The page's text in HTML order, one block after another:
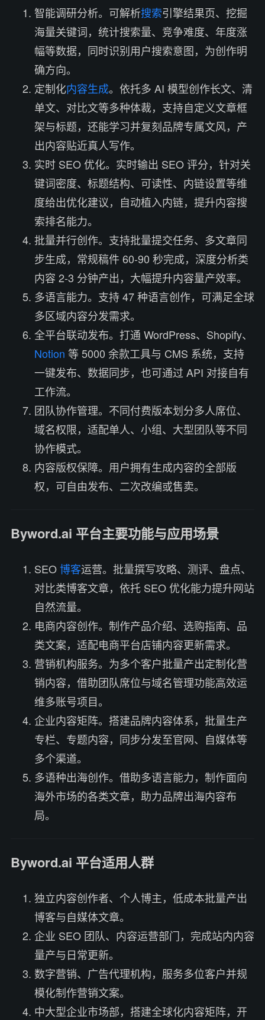
智能调研分析。可解析搜索引擎结果页、挖掘
海量关键词，统计搜索量、竞争难度、年度涨
幅等数据，同时识别用户搜索意图，为创作明
确方向。
定制化内容生成。依托多 AI 模型创作长文、清
单文、对比文等多种体裁，支持自定义文章框
架与标题，还能学习并复刻品牌专属文风，产
出内容贴近真人写作。
实时 SEO 优化。实时输出 SEO 评分，针对关
键词密度、标题结构、可读性、内链设置等维
度给出优化建议，自动植入内链，提升内容搜
索排名能力。
批量并行创作。支持批量提交任务、多文章同
步生成，常规稿件 60-90 秒完成，深度分析类
内容 2-3 分钟产出，大幅提升内容量产效率。
多语言能力。支持 47 种语言创作，可满足全球
多区域内容分发需求。
全平台联动发布。打通 WordPress、Shopify、
Notion 等 5000 余款工具与 CMS 系统，支持
一键发布、数据同步，也可通过 API 对接自有
工作流。
团队协作管理。不同付费版本划分多人席位、
域名权限，适配单人、小组、大型团队等不同
协作模式。
内容版权保障。用户拥有生成内容的全部版
权，可自由发布、二次改编或售卖。
Byword.ai 平台主要功能与应用场景
SEO博客运营。批量撰写攻略、测评、盘点、
对比类博客文章，依托 SEO 优化能力提升网站
自然流量。
电商内容创作。制作产品介绍、选购指南、品
类文案，适配电商平台店铺内容更新需求。
营销机构服务。为多个客户批量产出定制化营
销内容，借助团队席位与域名管理功能高效运
维多账号项目。
企业内容矩阵。搭建品牌内容体系，批量生产
专栏、专题内容，同步分发至官网、自媒体等
多个渠道。
多语种出海创作。借助多语言能力，制作面向
海外市场的各类文章，助力品牌出海内容布
局。
Byword.ai 平台适用人群
独立内容创作者、个人博主，低成本批量产出
博客与自媒体文章。
企业 SEO 团队、内容运营部门，完成站内内容
量产与日常更新。
数字营销、广告代理机构，服务多位客户并规
模化制作营销文案。
中大型企业市场部，搭建全球化内容矩阵，开